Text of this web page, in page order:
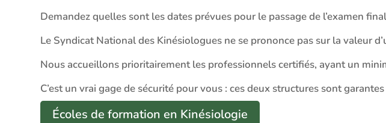
Demandez quelles sont les dates prévues pour le passage de l’examen
Le Syndicat National des Kinésiologues ne se prononce pas sur la valeur
Nous accueillons prioritairement les professionnels certifiés, ayant un
C’est un vrai gage de sécurité pour vous : ces deux structures sont
Écoles de formation en Kinésiologie